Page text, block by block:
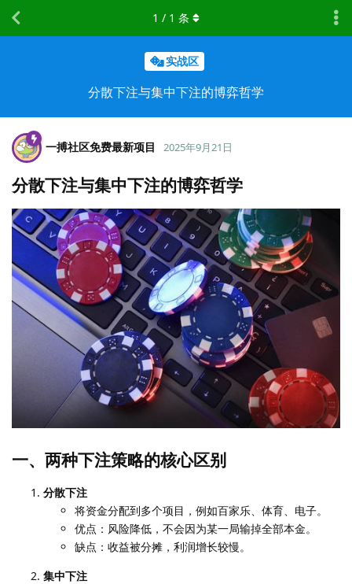
实战区
分散下注与集中下注的博弈哲学
1 / 1 条
一搏社区免费最新项目 2025年9月21日
分散下注与集中下注的博弈哲学
一、两种下注策略的核心区别
分散下注
将资金分配到多个项目，例如百家乐、体育、电子。
优点：风险降低，不会因为某一局输掉全部本金。
缺点：收益被分摊，利润增长较慢。
集中下注